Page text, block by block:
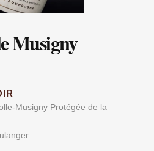
Musigny
Musigny Protégée de la